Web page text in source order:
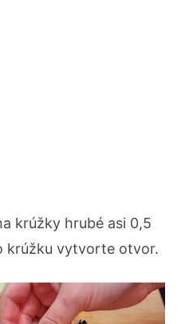
krúžky hrubé asi 0,5
krúžku vytvorte otvor.